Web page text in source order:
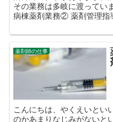
その業務は多岐に渡って
病棟薬剤業務② 薬剤管理
薬剤師の仕事
こんにちは、やくえいとい
のかあまりなじみがないと